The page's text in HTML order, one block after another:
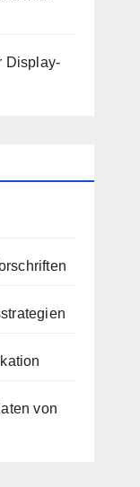
Display-
von